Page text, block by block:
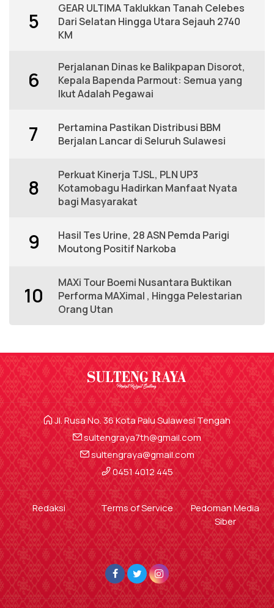
5
GEAR ULTIMA Taklukkan Tanah Celebes
Dari Selatan Hingga Utara Sejauh 2740
KM
6
Perjalanan Dinas ke Balikpapan Disorot,
Kepala Bapenda Parmout: Semua yang
Ikut Adalah Pegawai
7
Pertamina Pastikan Distribusi BBM
Berjalan Lancar di Seluruh Sulawesi
8
Perkuat Kinerja TJSL, PLN UP3
Kotamobagu Hadirkan Manfaat Nyata
bagi Masyarakat
9
Hasil Tes Urine, 28 ASN Pemda Parigi
Moutong Positif Narkoba
10
MAXi Tour Boemi Nusantara Buktikan
Performa MAXimal , Hingga Pelestarian
Orang Utan
Jl. Rusa No. 36 Kota Palu Sulawesi Tengah
sultengraya7th@gmail.com
sultengraya@gmail.com
0451 4012 445
Redaksi Terms of Service
Pedoman Media
Siber